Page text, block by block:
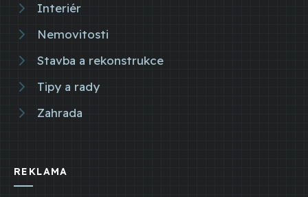
Interiér
Nemovitosti
Stavba a rekonstrukce
Tipy a rady
Zahrada
REKLAMA